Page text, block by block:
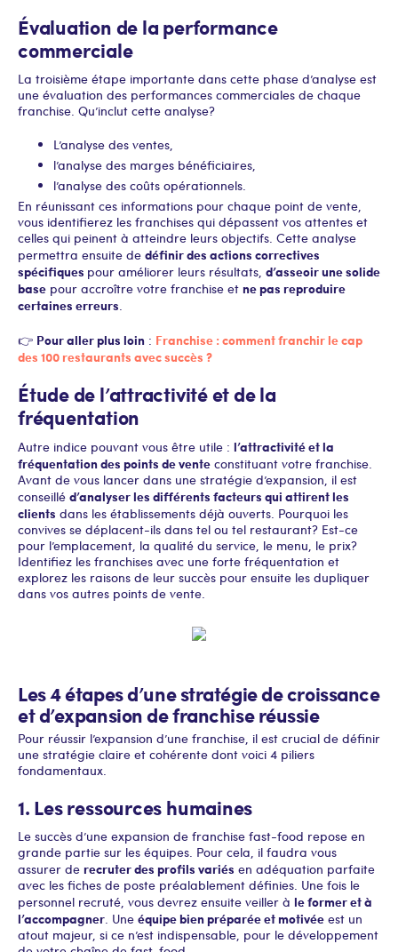
Évaluation de la performance
commerciale
La troisième étape importante dans cette phase d’analyse est
une évaluation des performances commerciales de chaque
franchise. Qu’inclut cette analyse ?
L’analyse des ventes,
l’analyse des marges bénéficiaires,
l’analyse des coûts opérationnels.
En réunissant ces informations pour chaque point de vente,
vous identifierez les franchises qui dépassent vos attentes et
celles qui peinent à atteindre leurs objectifs. Cette analyse
permettra ensuite de définir des actions correctives
spécifiques pour améliorer leurs résultats, d’asseoir une solide
base pour accroître votre franchise et ne pas reproduire
certaines erreurs.
👉 Pour aller plus loin : Franchise : comment franchir le cap
des 100 restaurants avec succès ?
Étude de l’attractivité et de la
fréquentation
Autre indice pouvant vous être utile : l’attractivité et la
fréquentation des points de vente constituant votre franchise.
Avant de vous lancer dans une stratégie d’expansion, il est
conseillé d’analyser les différents facteurs qui attirent les
clients dans les établissements déjà ouverts. Pourquoi les
convives se déplacent-ils dans tel ou tel restaurant ? Est-ce
pour l’emplacement, la qualité du service, le menu, le prix ?
Identifiez les franchises avec une forte fréquentation et
explorez les raisons de leur succès pour ensuite les dupliquer
dans vos autres points de vente.
Les 4 étapes d’une stratégie de croissance
et d’expansion de franchise réussie
Pour réussir l’expansion d’une franchise, il est crucial de définir
une stratégie claire et cohérente dont voici 4 piliers
fondamentaux.
1. Les ressources humaines
Le succès d’une expansion de franchise fast-food repose en
grande partie sur les équipes. Pour cela, il faudra vous
assurer de recruter des profils variés en adéquation parfaite
avec les fiches de poste préalablement définies. Une fois le
personnel recruté, vous devrez ensuite veiller à le former et à
l’accompagner. Une équipe bien préparée et motivée est un
atout majeur, si ce n’est indispensable, pour le développement